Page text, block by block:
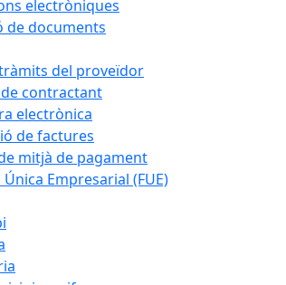
electròniques
de documents
del proveïdor
contractant
electrònica
de factures
mitjà de pagament
Empresarial (FUE)